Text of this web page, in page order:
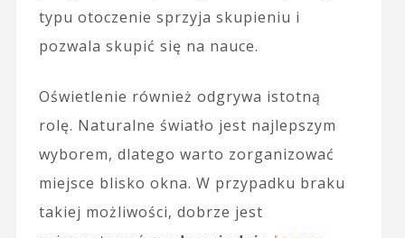
typu otoczenie sprzyja skupieniu i
pozwala skupić się na nauce.
Oświetlenie również odgrywa istotną
rolę. Naturalne światło jest najlepszym
wyborem, dlatego warto zorganizować
miejsce blisko okna. W przypadku braku
takiej możliwości, dobrze jest